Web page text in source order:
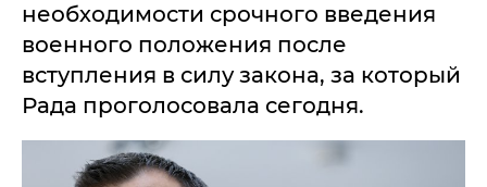
необходимости срочного введения
военного положения после
вступления в силу закона, за который
Рада проголосовала сегодня.